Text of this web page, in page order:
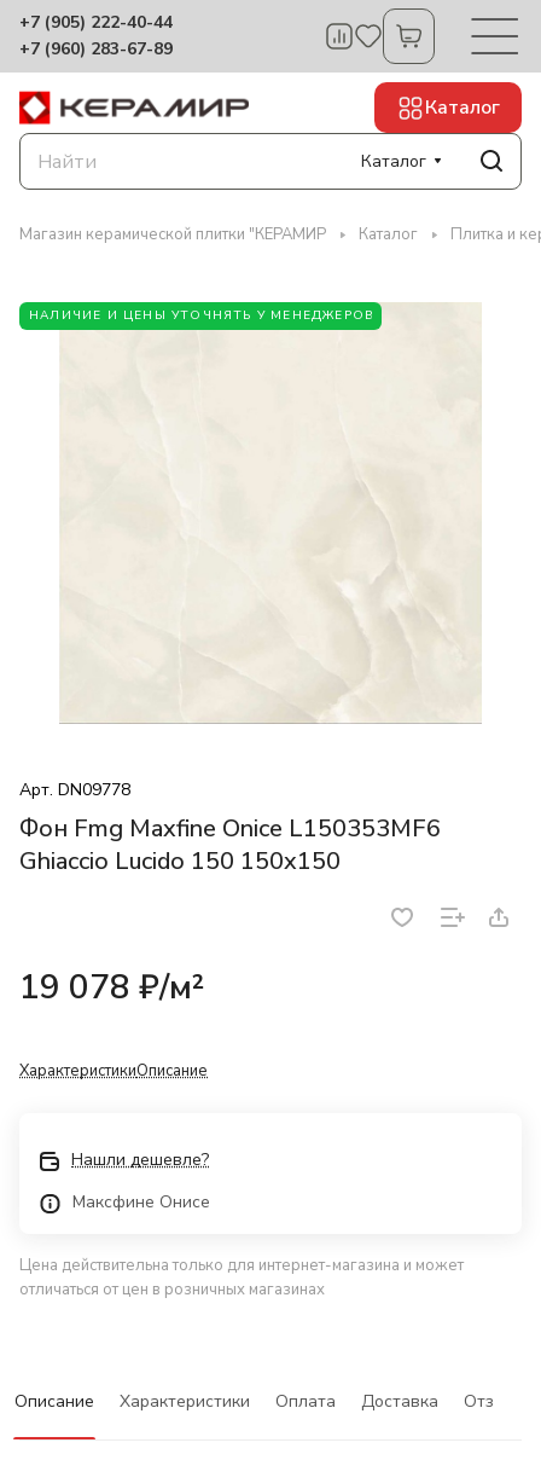
+7 (905) 222-40-44
+7 (960) 283-67-89
Каталог
Каталог
Магазин керамической плитки "КЕРАМИР Каталог Плитка и
НАЛИЧИЕ И ЦЕНЫ УТОЧНЯТЬ У МЕНЕДЖЕРОВ
Арт. DN09778
Фон Fmg Maxfine Onice L150353MF6
Ghiaccio Lucido 150 150x150
19 078 ₽/м²
ХарактеристикиОписание
Нашли дешевле?
Максфине Онисе
Цена действительна только для интернет-магазина и может
отличаться от цен в розничных магазинах
Описание Характеристики Оплата Доставка Отзывы